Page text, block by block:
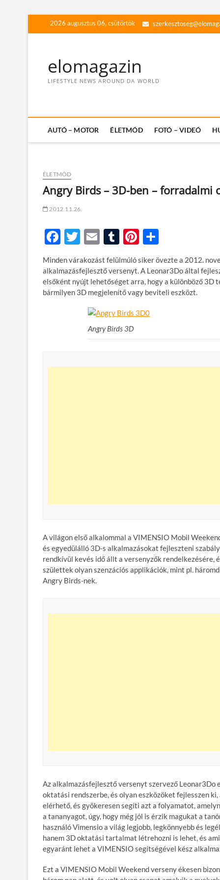
2026 augusztus 06, csütörtök
elomagazin
LIFESTYLE NEWS AROUND DA WORLD
AUTÓ – MOTOR ÉLETMÓD FOTÓ – VIDEÓ
ÉLETMÓD
Angry Birds – 3D-ben – forradalmi
2012.11.26.
F
ac
e
b
o
T
w
itt
er
E
m
ail
T
u
m
bl
r
Pi
nt
er
es
t
ss
za
m
e
Minden várakozást felülmúló siker övezte a 2012.
alkalmazásfejlesztő versenyt. A Leonar3Do által
elsőként nyújt lehetőséget arra, hogy a különböző 3D
bármilyen 3D megjelenítő vagy beviteli eszközt.
Angry Birds 3D
A világon első alkalommal a VIMENSIO Mobil
és egyedülálló 3D-s alkalmazásokat fejleszteni
rendkívül kevés idő állt a versenyzők rendelkezésére,
születtek olyan szenzációs applikációk, mint pl.
Angry Birds-nek.
Az alkalmazásfejlesztő versenyt szervező
oktatási rendszerbe, és olyan eszközöket fejlesszen
elérhető, és gyökeresen segíti azt a folyamatot,
a tananyagot, úgy, hogy még jól is érzik magukat a
használó Vimensio a világ legjobb, legkönnyebb és
hanem 3D oktatási tartalmat létrehozni is lehet, és
egyaránt lehet a VIMENSIO segítségével kész
Ezt a VIMENSIO Mobil Weekend verseny ékesen